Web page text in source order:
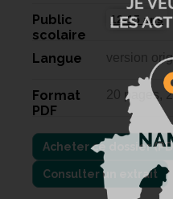
Public
scolaire
12-15 ans
Langue version
Format
PDF
20 pages,
Consulter un extrait